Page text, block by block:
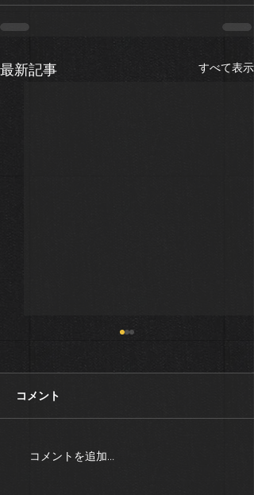
最新記事 すべて表示
社内情報を確かめるため
コメント
コメントを追加…